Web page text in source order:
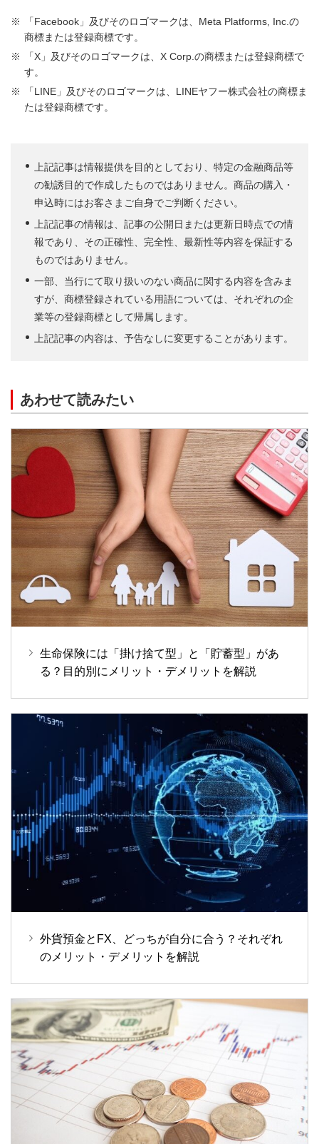
「Facebook」及びそのロゴマークは、Meta Platforms, Inc.の
商標または登録商標です。
「X」及びそのロゴマークは、X Corp.の商標または登録商標で
す。
「LINE」及びそのロゴマークは、LINEヤフー株式会社の商標ま
たは登録商標です。
上記記事は情報提供を目的としており、特定の金融商品等
の勧誘目的で作成したものではありません。商品の購入・
申込時にはお客さまご自身でご判断ください。
上記記事の情報は、記事の公開日または更新日時点での情
報であり、その正確性、完全性、最新性等内容を保証する
ものではありません。
一部、当行にて取り扱いのない商品に関する内容を含みま
すが、商標登録されている用語については、それぞれの企
業等の登録商標として帰属します。
上記記事の内容は、予告なしに変更することがあります。
あわせて読みたい
生命保険には「掛け捨て型」と「貯蓄型」があ
る？目的別にメリット・デメリットを解説
外貨預金とFX、どっちが自分に合う？それぞれ
のメリット・デメリットを解説